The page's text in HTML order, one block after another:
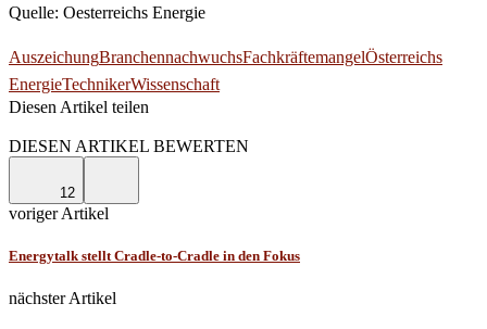
Quelle: Oesterreichs Energie
AuszeichungBranchennachwuchsFachkräftemangelÖsterreichs
EnergieTechnikerWissenschaft
Diesen Artikel teilen
DIESEN ARTIKEL BEWERTEN
12
voriger Artikel
Energytalk stellt Cradle-to-Cradle in den Fokus
nächster Artikel